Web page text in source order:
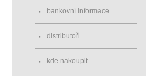
bankovní informace
distributoři
kde nakoupit